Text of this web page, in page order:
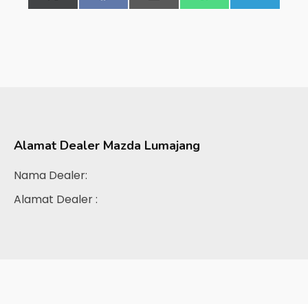
on
(Twitter)on on on on
Alamat Dealer Mazda Lumajang
Nama Dealer:
Alamat Dealer :